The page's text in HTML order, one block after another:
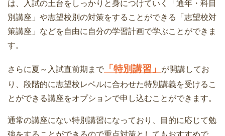
は、入試の土台をしっかりと身につけていく「通年・科目
別講座」や志望校別の対策をすることができる「志望校対
策講座」などを自由に自分の学習計画で学ぶことができま
す。
さらに夏～入試直前期まで 「特別講習」
が開講してお
り、段階的に志望校レベルに合わせた特別講義を受けるこ
とができる講座をオプションで申し込むことができます。
通常の講座にない特別講習になっており、目的に応じて勉
強をすることができるので重点対策としてもおすすめで